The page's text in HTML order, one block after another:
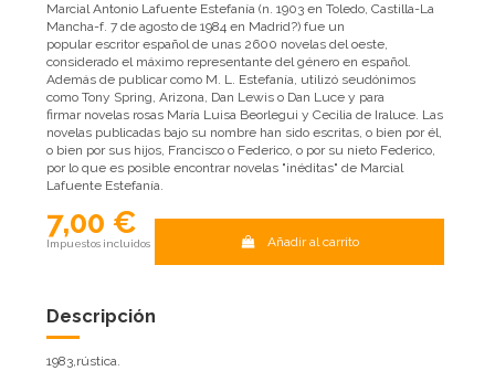
Marcial Antonio Lafuente Estefanía (n. 1903 en Toledo, Castilla-La
Mancha-f. 7 de agosto de 1984 en Madrid?) fue un
popular escritor español de unas 2600 novelas del oeste,
considerado el máximo representante del género en español.
Además de publicar como M. L. Estefanía, utilizó seudónimos
como Tony Spring, Arizona, Dan Lewis o Dan Luce y para
firmar novelas rosas María Luisa Beorlegui y Cecilia de Iraluce. Las
novelas publicadas bajo su nombre han sido escritas, o bien por él,
o bien por sus hijos, Francisco o Federico, o por su nieto Federico,
por lo que es posible encontrar novelas "inéditas" de Marcial
Lafuente Estefanía.
7,00 €
Impuestos incluidos Añadir al carrito
Descripción
1983,rústica.